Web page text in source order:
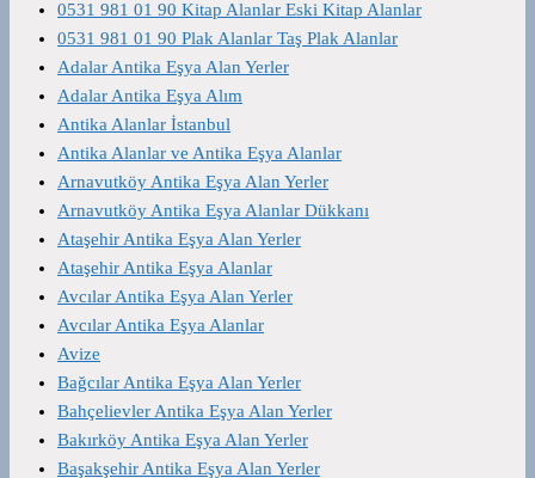
0531 981 01 90 Kitap Alanlar Eski Kitap Alanlar
0531 981 01 90 Plak Alanlar Taş Plak Alanlar
Adalar Antika Eşya Alan Yerler
Adalar Antika Eşya Alım
Antika Alanlar İstanbul
Antika Alanlar ve Antika Eşya Alanlar
Arnavutköy Antika Eşya Alan Yerler
Arnavutköy Antika Eşya Alanlar Dükkanı
Ataşehir Antika Eşya Alan Yerler
Ataşehir Antika Eşya Alanlar
Avcılar Antika Eşya Alan Yerler
Avcılar Antika Eşya Alanlar
Avize
Bağcılar Antika Eşya Alan Yerler
Bahçelievler Antika Eşya Alan Yerler
Bakırköy Antika Eşya Alan Yerler
Başakşehir Antika Eşya Alan Yerler